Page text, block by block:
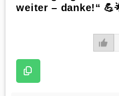
weiter – danke!“